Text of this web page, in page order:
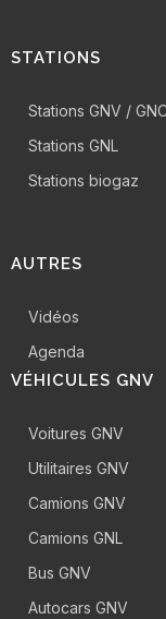
STATIONS
Stations GNV / GNC
Stations GNL
Stations biogaz
AUTRES
Vidéos
Agenda
VÉHICULES GNV
Voitures GNV
Utilitaires GNV
Camions GNV
Camions GNL
Bus GNV
Autocars GNV